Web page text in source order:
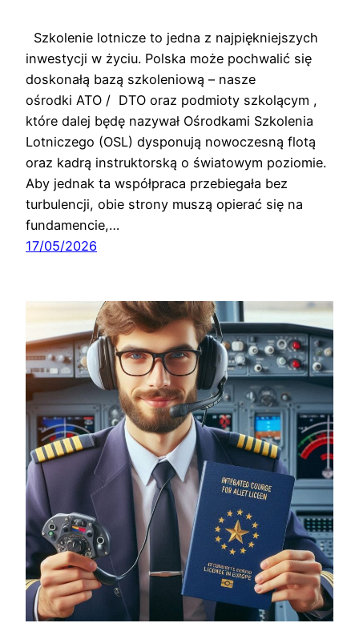
Szkolenie lotnicze to jedna z najpiękniejszych
inwestycji w życiu. Polska może pochwalić się
doskonałą bazą szkoleniową – nasze
ośrodki ATO / DTO oraz podmioty szkolącym ,
które dalej będę nazywał Ośrodkami Szkolenia
Lotniczego (OSL) dysponują nowoczesną flotą
oraz kadrą instruktorską o światowym poziomie.
Aby jednak ta współpraca przebiegała bez
turbulencji, obie strony muszą opierać się na
fundamencie,…
17/05/2026